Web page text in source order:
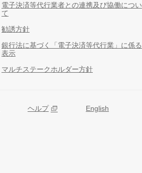
電子決済等代行業者との連携及び協働につい
て
勧誘方針
銀行法に基づく「電子決済等代行業」に係る
表示
マルチステークホルダー方針
ヘルプ English